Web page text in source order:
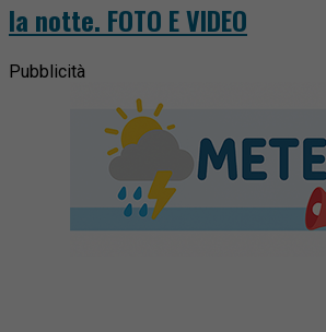
la notte. FOTO E VIDEO
Pubblicità